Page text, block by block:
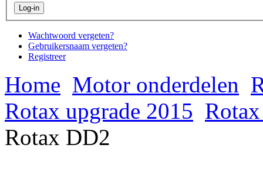
Wachtwoord vergeten?
Gebruikersnaam vergeten?
Registreer
Home Motor onderdelen
Rotax upgrade 2015
Rotax DD2